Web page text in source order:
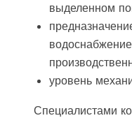
выделенном
уровень
Специалистами